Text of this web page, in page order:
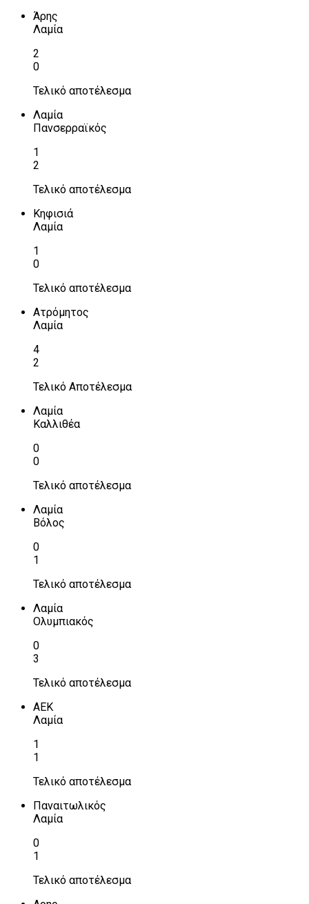
Άρης
Λαμία
2
0
Τελικό αποτέλεσμα
Λαμία
Πανσερραϊκός
1
2
Τελικό αποτέλεσμα
Κηφισιά
Λαμία
1
0
Τελικό αποτέλεσμα
Ατρόμητος
Λαμία
4
2
Τελικό Αποτέλεσμα
Λαμία
Καλλιθέα
0
0
Τελικό αποτέλεσμα
Λαμία
Βόλος
0
1
Τελικό αποτέλεσμα
Λαμία
Ολυμπιακός
0
3
Τελικό αποτέλεσμα
ΑΕΚ
Λαμία
1
1
Τελικό αποτέλεσμα
Παναιτωλικός
Λαμία
0
1
Τελικό αποτέλεσμα